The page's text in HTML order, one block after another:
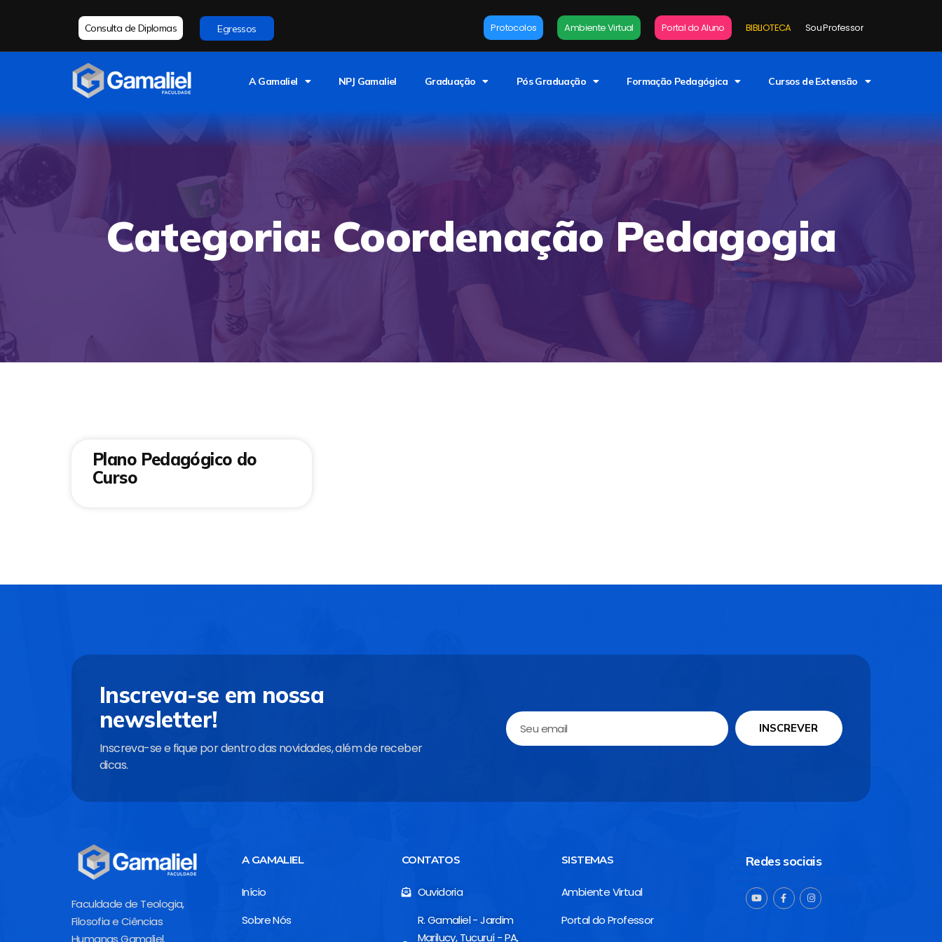
Consulta de Diplomas Egressos Protocolos Ambiente Virtual Portal do Aluno BIBLIOTECA Sou Professor
A Gamaliel NPJ Gamaliel Graduação Pós Graduação Formação Pedagógica Cursos de Extensão
Categoria: Coordenação Pedagogia
Plano Pedagógico do
Curso
Inscreva-se em nossa
newsletter!
Inscreva-se e fique por dentro das novidades, além de receber
dicas.
INSCREVER
Faculdade de Teologia,
Filosofia e Ciências
Humanas Gamaliel.
A GAMALIEL
Início
Sobre Nós
CONTATOS
Ouvidoria
R. Gamaliel - Jardim
Marilucy, Tucuruí - PA,
SISTEMAS
Ambiente Virtual
Portal do Professor
Redes sociais